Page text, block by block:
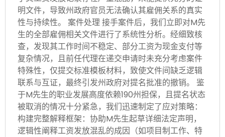
明文件，导致州政府官员无法确认其雇佣关系的真实
性与持续性。 案件处理 接手案件后，我们立即对M先
生的全部雇佣相关文件进行了系统性分析。经细致核
查，发现其工作时间不稳定、部分工资为现金支付等
复杂情况，且前任代理在递交申请时未充分考虑案件
特殊性，仅提交标准模板材料，致使文件间缺乏逻辑
联系与互证，最终引发州政府对提名批准的撤销。 鉴
于M先生的职业发展高度依赖190州担保，且提名状态
被取消的情况十分紧急，我们迅速制定了应对策略：
构建完整解释框架：协助M先生起草详细法定声明，
逻辑性阐释工资发放混乱的成因（如项目制工作、特